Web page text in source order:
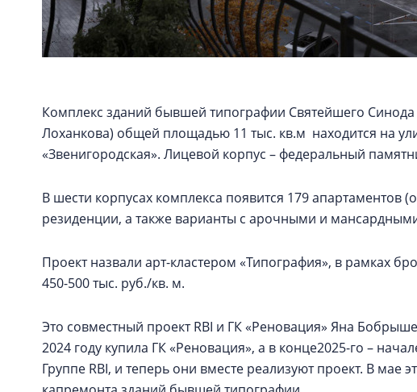
Комплекс зданий бывшей типографии Святейшего
Лоханкова) общей площадью 11 тыс. кв.м находится на
«Звенигородская». Лицевой корпус – федеральный
В шести корпусах комплекса появится 179 апартаментов
резиденции, а также варианты с арочными и
Проект назвали арт-кластером «Типография», в рамках
450-500 тыс. руб./кв. м.
Это совместный проект RBI и ГК «Реновация» Яна
2024 году купила ГК «Реновация», а в конце2025-го –
Группе RBI, и теперь они вместе реализуют проект. В мае